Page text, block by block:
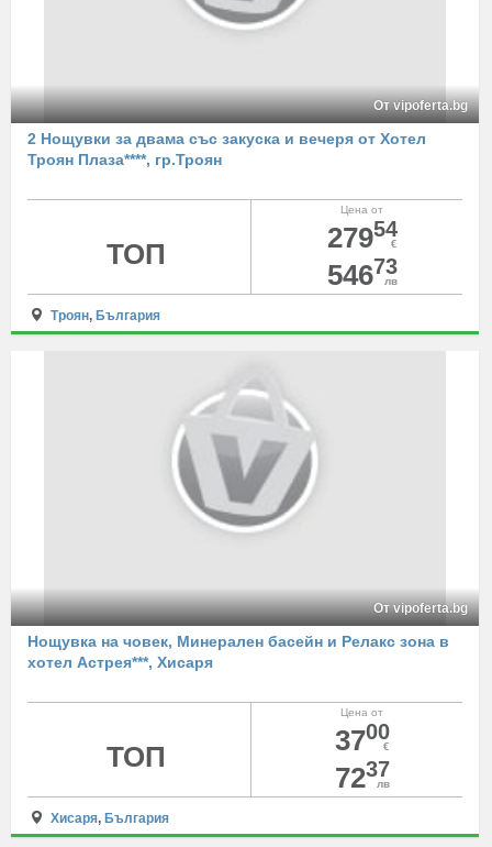
От vipoferta.bg
2 Нощувки за двама със закуска и вечеря от Хотел
Троян Плаза****, гр.Троян
Цена от
27954
€
54673
лв
ТОП
Троян, България
От vipoferta.bg
Нощувка на човек, Минерален басейн и Релакс зона в
хотел Астрея***, Хисаря
Цена от
3700
€
7237
лв
ТОП
Хисаря, България